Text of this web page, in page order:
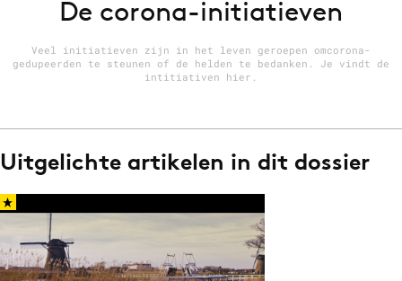
Download de app
Menu
De corona-initiatieven
Veel initiatieven zijn in het leven geroepen omcorona-
gedupeerden te steunen of de helden te bedanken. Je vindt de
intitiativen hier.
Uitgelichte artikelen in dit dossier